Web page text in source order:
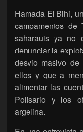
Hamada El Bihi,
campamentos de
saharauis ya no
denunciar la
desvio masivo de
ellos y que a
alimentar las
Polisario y los
argelina.